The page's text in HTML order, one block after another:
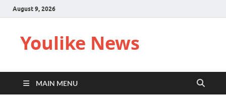
August 9, 2026
Youlike News
MAIN MENU